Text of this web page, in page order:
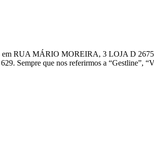
em RUA MÁRIO MOREIRA, 3 LOJA D
Sempre que nos referirmos a “Gestline”,